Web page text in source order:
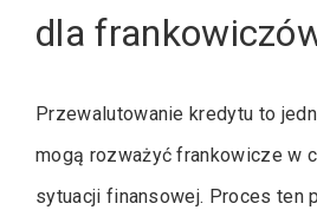
dla
Przewalutowanie kredytu to
mogą rozważyć frankowicze w
sytuacji finansowej. Proces ten